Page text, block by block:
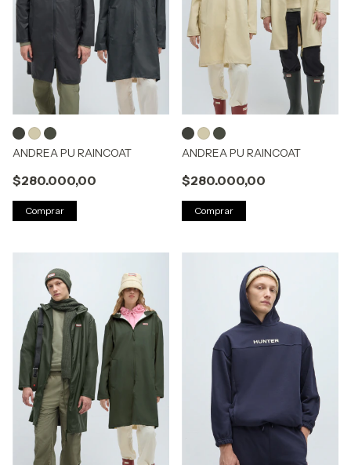
ANDREA PU RAINCOAT
$280.000,00
Comprar
ANDREA PU RAINCOAT
$280.000,00
Comprar